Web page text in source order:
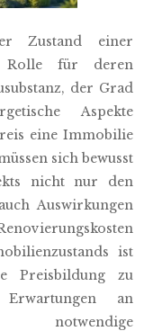
Zustand einer
Rolle für deren
der Grad
Aspekte
eine Immobilie
sich bewusst
nicht nur den
Auswirkungen
ist
Preisbildung zu
an
notwendige